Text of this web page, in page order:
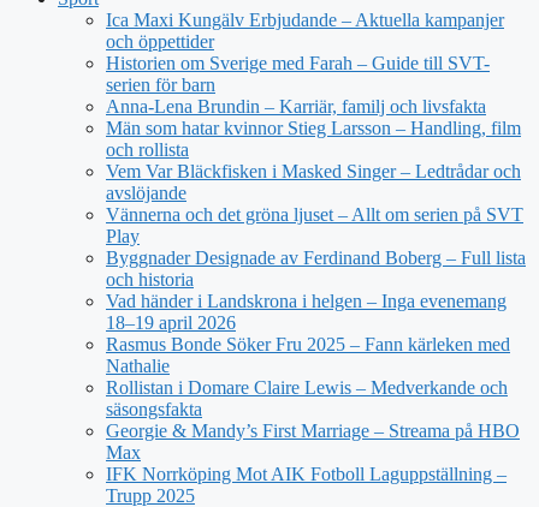
Ica Maxi Kungälv Erbjudande – Aktuella kampanjer
och öppettider
Historien om Sverige med Farah – Guide till SVT-
serien för barn
Anna-Lena Brundin – Karriär, familj och livsfakta
Män som hatar kvinnor Stieg Larsson – Handling, film
och rollista
Vem Var Bläckfisken i Masked Singer – Ledtrådar och
avslöjande
Vännerna och det gröna ljuset – Allt om serien på SVT
Play
Byggnader Designade av Ferdinand Boberg – Full lista
och historia
Vad händer i Landskrona i helgen – Inga evenemang
18–19 april 2026
Rasmus Bonde Söker Fru 2025 – Fann kärleken med
Nathalie
Rollistan i Domare Claire Lewis – Medverkande och
säsongsfakta
Georgie & Mandy’s First Marriage – Streama på HBO
Max
IFK Norrköping Mot AIK Fotboll Laguppställning –
Trupp 2025